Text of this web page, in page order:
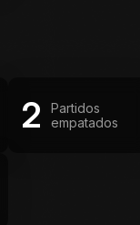
2
Partidos
empatados